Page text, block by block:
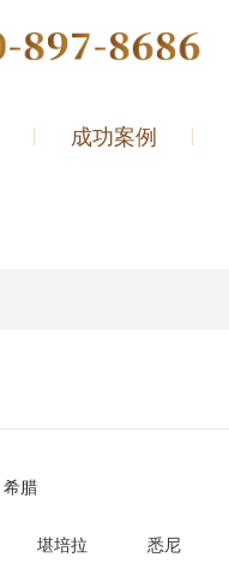
成功案例
希腊
堪培拉 悉尼